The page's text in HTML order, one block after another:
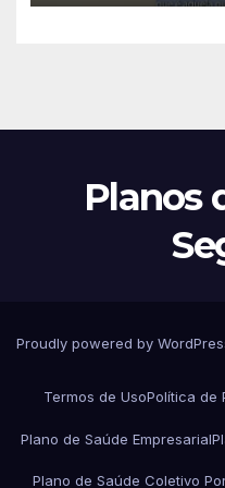
Planos
Proudly powered by
Termos de UsoPolítica de
Plano de Saúde Empresarial
Plano de Saúde Coletivo